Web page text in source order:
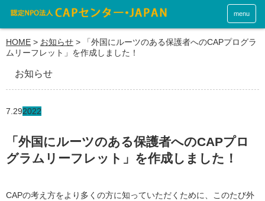
menu
HOME > お知らせ >
「外国にルーツのある保護者へのCAPプログラ
ムリーフレット」を作成しました！
お知らせ
7.292022
「外国にルーツのある保護者へのCAPプロ
グラムリーフレット」を作成しました！
CAPの考え方をより多くの方に知っていただくために、このたび外